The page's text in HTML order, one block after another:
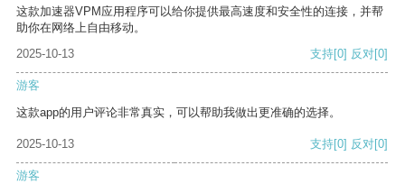
这款加速器VPM应用程序可以给你提供最高速度和安全性的连接，并帮
助你在网络上自由移动。
2025-10-13
支持[0] 反对[0]
游客
这款app的用户评论非常真实，可以帮助我做出更准确的选择。
2025-10-13 支持[0] 反对[0]
游客